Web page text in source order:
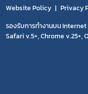
Website Policy
Privacy
รองรับการทำงานบน
Safari v.5+, Chrome v.25+,